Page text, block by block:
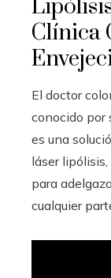
Clínica
El doctor
conocido por
es una
láser
para
cualquier